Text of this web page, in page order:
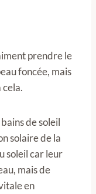
prendre le
foncée, mais
cela.
de soleil
solaire de la
soleil car leur
mais de
en